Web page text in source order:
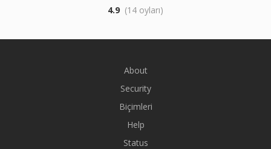
4.9 (14 oyları)
About
Security
Biçimleri
Help
Status